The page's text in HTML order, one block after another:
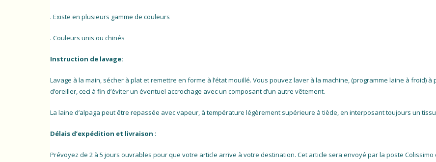
. Existe en plusieurs gamme de couleurs
. Couleurs unis ou chinés
Instruction de lavage:
Lavage à la main, sécher à plat et remettre en forme à l’état mouillé. Vous pouvez laver à la machine, (programme laine à froid)
d’oreiller, ceci à fin d’éviter un éventuel accrochage avec un composant d’un autre vêtement.
La laine d’alpaga peut être repassée avec vapeur, à température légèrement supérieure à tiède, en interposant toujours un
Délais d’expédition et livraison :
Prévoyez de 2 à 5 jours ouvrables pour que votre article arrive à votre destination. Cet article sera envoyé par la poste